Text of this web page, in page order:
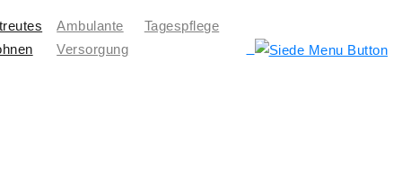
Ambulante
Versorgung
Tagespflege